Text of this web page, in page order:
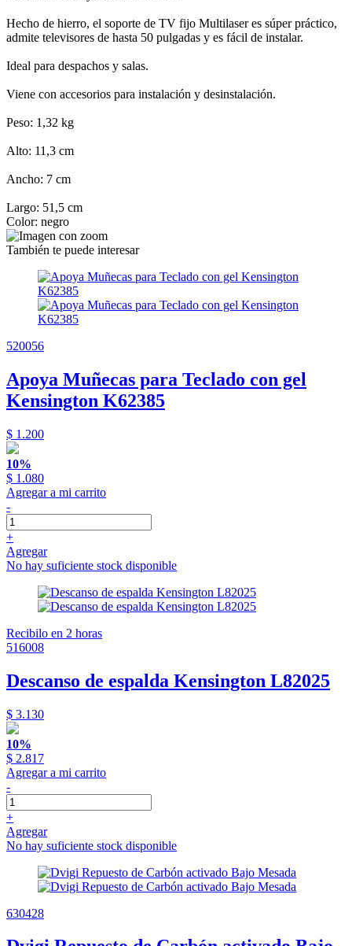
Hecho de hierro, el soporte de TV fijo Multilaser es súper práctico,
admite televisores de hasta 50 pulgadas y es fácil de instalar.
Ideal para despachos y salas.
Viene con accesorios para instalación y desinstalación.
Peso: 1,32 kg
Alto: 11,3 cm
Ancho: 7 cm
Largo: 51,5 cm
Color: negro
También te puede interesar
520056
Apoya Muñecas para Teclado con gel
Kensington K62385
$ 1.200
10%
$ 1.080
Agregar a mi carrito
-
+
Agregar
No hay suficiente stock disponible
Recibilo en 2 horas
516008
Descanso de espalda Kensington L82025
$ 3.130
10%
$ 2.817
Agregar a mi carrito
-
+
Agregar
No hay suficiente stock disponible
630428